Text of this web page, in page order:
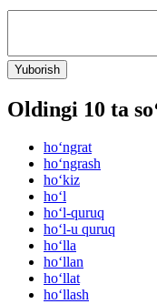
Yuborish
Oldingi 10 ta
ho‘ngrat
ho‘ngrash
ho‘kiz
ho‘l
ho‘l-quruq
ho‘l-u quruq
ho‘lla
ho‘llan
ho‘llat
ho‘llash